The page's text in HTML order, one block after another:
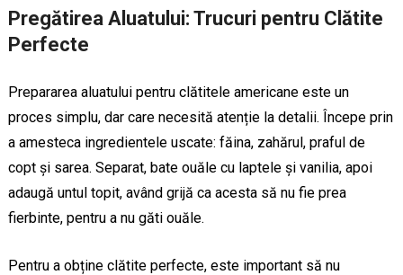
Pregătirea Aluatului: Trucuri pentru Clătite
Perfecte
Prepararea aluatului pentru clătitele americane este un
proces simplu, dar care necesită atenție la detalii. Începe prin
a amesteca ingredientele uscate: făina, zahărul, praful de
copt și sarea. Separat, bate ouăle cu laptele și vanilia, apoi
adaugă untul topit, având grijă ca acesta să nu fie prea
fierbinte, pentru a nu găti ouăle.
Pentru a obține clătite perfecte, este important să nu